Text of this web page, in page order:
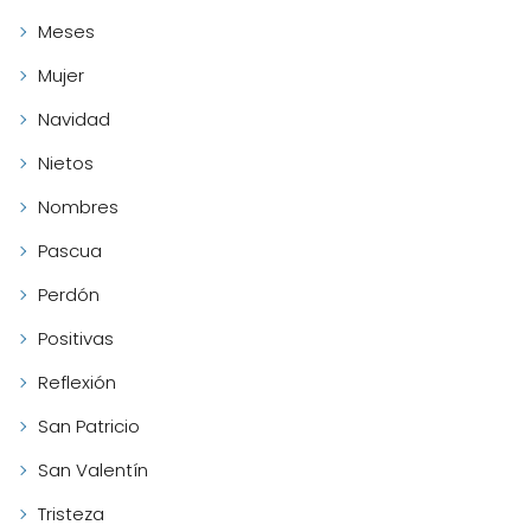
Meses
Mujer
Navidad
Nietos
Nombres
Pascua
Perdón
Positivas
Reflexión
San Patricio
San Valentín
Tristeza